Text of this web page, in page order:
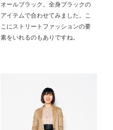
オールブラック。全身ブラックの
アイテムで合わせてみました。こ
こにストリートファッションの要
素をいれるのもありですね。